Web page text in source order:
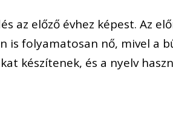
az előző évhez képest. Az
is folyamatosan nő, mivel a
készítenek, és a nyelv